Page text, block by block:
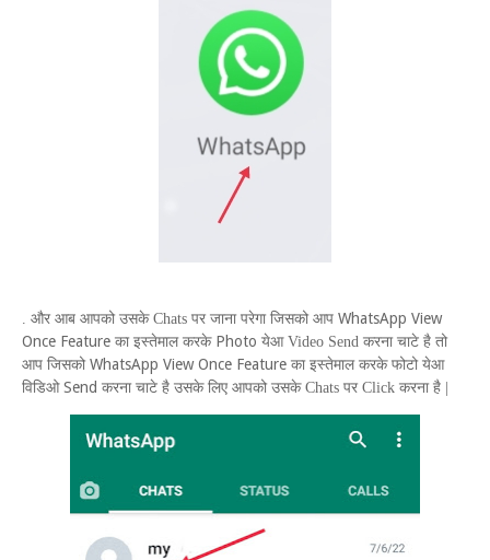
. और आब आपको उसके Chats पर जाना परेगा जिसको आप WhatsApp View
Once Feature का इस्तेमाल करके Photo येआ Video Send करना चाटे है तो
आप जिसको WhatsApp ViewOnce Feature का इस्तेमाल करके फोटो येआ
विडिओ Send करना चाटे है उसके लिए आपको उसके Chats पर Click करना है |